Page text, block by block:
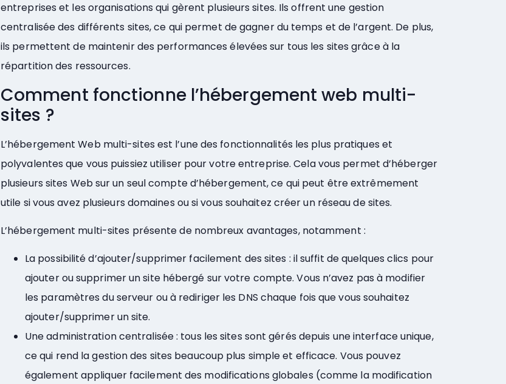
entreprises et les organisations qui gèrent plusieurs sites. Ils offrent une gestion
centralisée des différents sites, ce qui permet de gagner du temps et de l’argent. De plus,
ils permettent de maintenir des performances élevées sur tous les sites grâce à la
répartition des ressources.
Comment fonctionne l’hébergement web multi-
sites ?
L’hébergement Web multi-sites est l’une des fonctionnalités les plus pratiques et
polyvalentes que vous puissiez utiliser pour votre entreprise. Cela vous permet d’héberger
plusieurs sites Web sur un seul compte d’hébergement, ce qui peut être extrêmement
utile si vous avez plusieurs domaines ou si vous souhaitez créer un réseau de sites.
L’hébergement multi-sites présente de nombreux avantages, notamment :
La possibilité d’ajouter/supprimer facilement des sites : il suffit de quelques clics pour
ajouter ou supprimer un site hébergé sur votre compte. Vous n’avez pas à modifier
les paramètres du serveur ou à rediriger les DNS chaque fois que vous souhaitez
ajouter/supprimer un site.
Une administration centralisée : tous les sites sont gérés depuis une interface unique,
ce qui rend la gestion des sites beaucoup plus simple et efficace. Vous pouvez
également appliquer facilement des modifications globales (comme la modification